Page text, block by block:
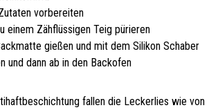
vorbereiten
einem Zähflüssigen Teig pürieren
gießen und mit dem Silikon Schaber
und dann ab in den Backofen
fallen die Leckerlies wie von